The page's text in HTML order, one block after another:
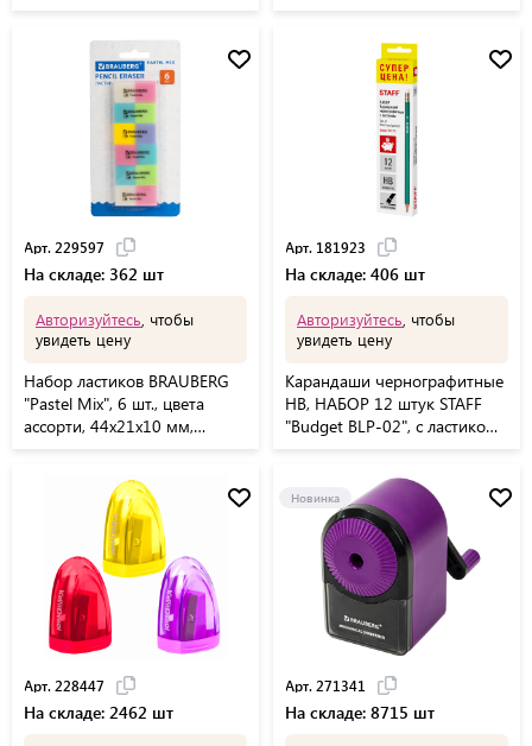
Арт. 229597
На складе: 362 шт
Авторизуйтесь , чтобы
увидеть цену
Набор ластиков BRAUBERG
"Pastel Mix", 6 шт., цвета
ассорти, 44х21х10 мм,
Арт. 181923
На складе: 406 шт
Авторизуйтесь , чтобы
увидеть цену
Карандаши чернографитные
HB, НАБОР 12 штук STAFF
"Budget BLP-02", с ластиком,
Арт. 228447
На складе: 2462 шт
Новинка
Арт. 271341
На складе: 8715 шт